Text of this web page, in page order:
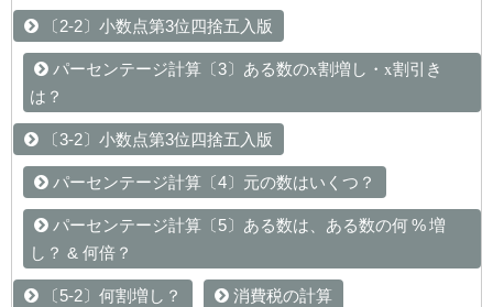
〔2-2〕小数点第3位四捨五入版
パーセンテージ計算〔3〕ある数のx割増し・ x割引き
は？
〔3-2〕小数点第3位四捨五入版
パーセンテージ計算〔4〕元の数はいくつ？
パーセンテージ計算〔5〕ある数は、ある数の何 % 増
し？ & 何倍？
〔5-2〕何割増し？ 消費税の計算